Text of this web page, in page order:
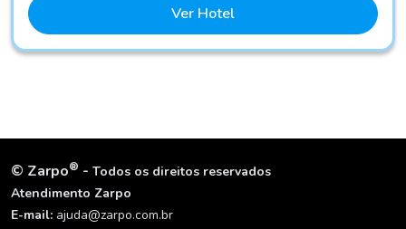
Ver Hotel
© Zarpo® - Todos os direitos reservados
Atendimento Zarpo
E-mail: ajuda@zarpo.com.br